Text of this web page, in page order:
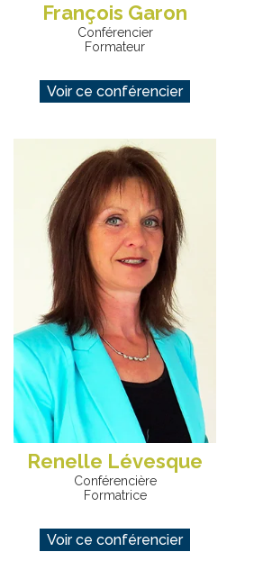
François Garon
Conférencier
Formateur
Voir ce conférencier
Renelle Lévesque
Conférencière
Formatrice
Voir ce conférencier